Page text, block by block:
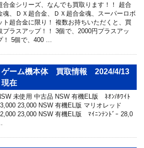
合金シリーズ、なんでも買取ります！！ 超合
魂、ＤＸ超合金、ＤＸ超合金魂、スーパーロボ
ト超合金に限り！ 複数お持ちいただくと、買
プラスアップ！！ 3個で、2000円プラスアッ
！ 5個で、400 …
ゲーム機本体 買取情報 2024/4/13
現在
未使用 中古品 NSW 有機EL版 ﾈｵﾝ/ﾎﾜｲﾄ
23,000 NSW 有機EL版 マリオレッド
23,000 NSW 有機EL版 ﾏｲﾆﾝﾃﾝﾄﾞｰ 28,0